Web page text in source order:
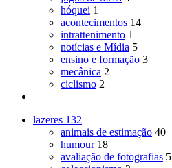
hóquei 1
acontecimentos 14
intrattenimento 1
notícias e Mídia 5
ensino e formação 3
mecânica 2
ciclismo 2
lazeres 132
animais de estimação 40
humour 18
avaliação de fotografias 5